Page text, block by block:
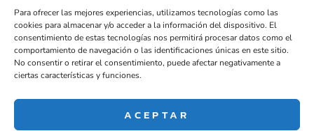
Para ofrecer las mejores experiencias, utilizamos tecnologías como las
cookies para almacenar y/o acceder a la información del dispositivo. El
consentimiento de estas tecnologías nos permitirá procesar datos como el
comportamiento de navegación o las identificaciones únicas en este sitio.
No consentir o retirar el consentimiento, puede afectar negativamente a
ciertas características y funciones.
ACEPTAR
Blog